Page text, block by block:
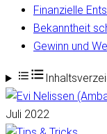
Finanzielle
Bekanntheit
Gewinn und
Juli 2022